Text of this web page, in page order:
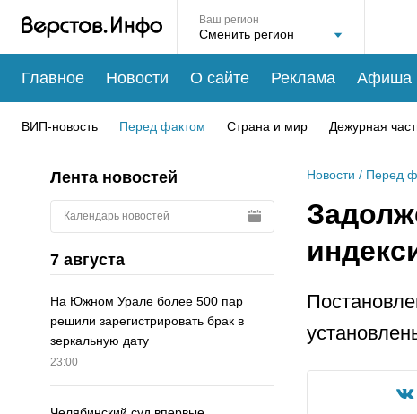
Ваш регион
Главное Новости О сайте Реклама Афиша
ВИП-новость Перед фактом Страна и мир Дежурная
Лента новостей
Календарь новостей
7 августа
На Южном Урале более 500 пар
решили зарегистрировать брак в
зеркальную дату
23:00
Новости / Перед